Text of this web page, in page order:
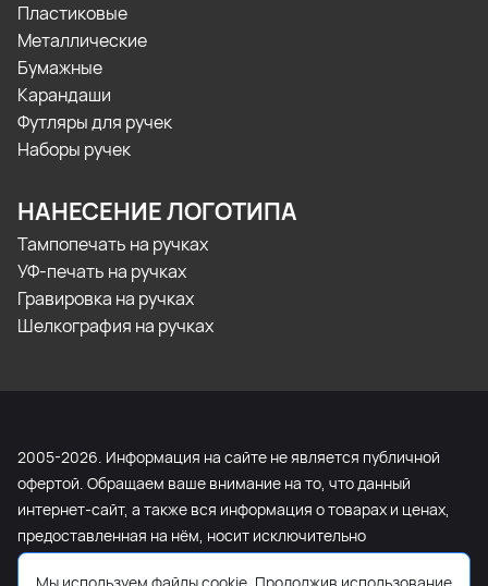
Пластиковые
Металлические
Бумажные
Карандаши
Футляры для ручек
Наборы ручек
НАНЕСЕНИЕ ЛОГОТИПА
Тампопечать на ручках
УФ-печать на ручках
Гравировка на ручках
Шелкография на ручках
2005-2026. Информация на сайте не является публичной
офертой. Обращаем ваше внимание на то, что данный
интернет-сайт, а также вся информация о товарах и ценах,
предоставленная на нём, носит исключительно
информационный характер и ни при каких условиях не